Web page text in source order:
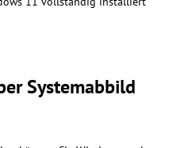
Systemabbild